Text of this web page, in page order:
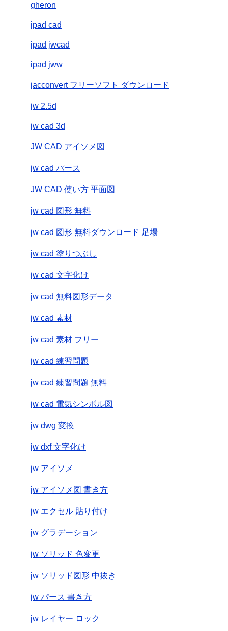
gheron
ipad cad
ipad jwcad
ipad jww
jacconvert フリーソフト ダウンロード
jw 2.5d
jw cad 3d
JW CAD アイソメ図
jw cad パース
JW CAD 使い方 平面図
jw cad 図形 無料
jw cad 図形 無料ダウンロード 足場
jw cad 塗りつぶし
jw cad 文字化け
jw cad 無料図形データ
jw cad 素材
jw cad 素材 フリー
jw cad 練習問題
jw cad 練習問題 無料
jw cad 電気シンボル図
jw dwg 変換
jw dxf 文字化け
jw アイソメ
jw アイソメ図 書き方
jw エクセル 貼り付け
jw グラデーション
jw ソリッド 色変更
jw ソリッド図形 中抜き
jw パース 書き方
jw レイヤー ロック